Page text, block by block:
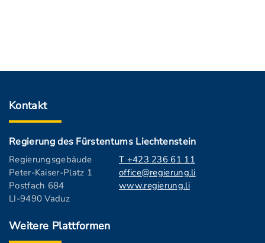
Kontakt
Regierung des Fürstentums Liechtenstein
Regierungsgebäude
Peter-Kaiser-Platz 1
Postfach 684
LI-9490 Vaduz
T +423 236 61 11
office@regierung.li
www.regierung.li
Weitere Plattformen